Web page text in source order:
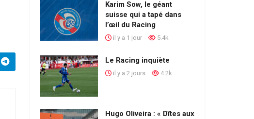
Karim Sow, le géant
suisse qui a tapé dans
l’œil du Racing
il y a 1 jour 5.4k
Le Racing inquiète
il y a 2 jours 4.2k
Hugo Oliveira : « Dîtes aux